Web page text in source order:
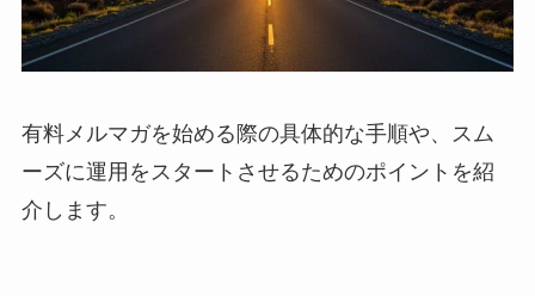
有料メルマガを始める際の具体的な手順や、スム
ーズに運用をスタートさせるためのポイントを紹
介します。